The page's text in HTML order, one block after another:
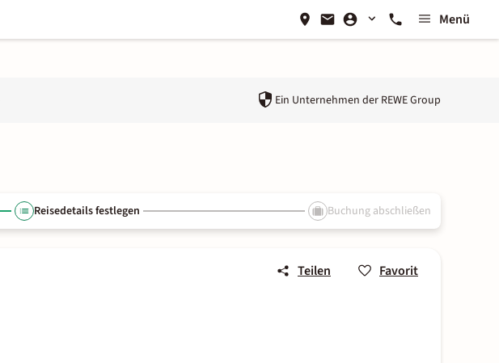
Menü
Ein Unternehmen der REWE Group
Reisedetails festlegen Buchung abschließen
Teilen Favorit